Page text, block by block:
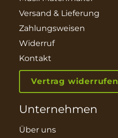
Versand & Lieferung
Zahlungsweisen
Widerruf
Kontakt
Vertrag widerrufen
Unternehmen
Über uns